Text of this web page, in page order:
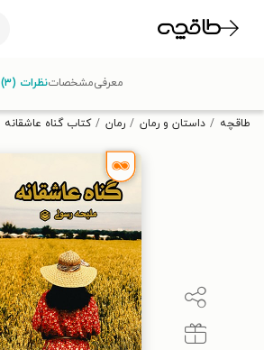
تخفیف از طاقچه دریافت کن.
طاقچه داستان و رمان رمان کتاب گناه عاشقانه
معرفیمشخصاتنظرات (۳)